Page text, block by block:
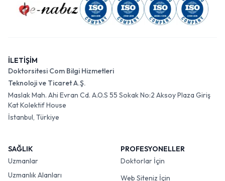
İLETİŞİM
Doktorsitesi Com Bilgi Hizmetleri
Teknoloji ve Ticaret A.Ş.
Maslak Mah. Ahi Evran Cd. A.O.S 55 Sokak No:2 Aksoy Plaza Giriş
Kat Kolektif House
İstanbul, Türkiye
SAĞLIK
Uzmanlar
Uzmanlık Alanları
PROFESYONELLER
Doktorlar İçin
Web Siteniz İçin